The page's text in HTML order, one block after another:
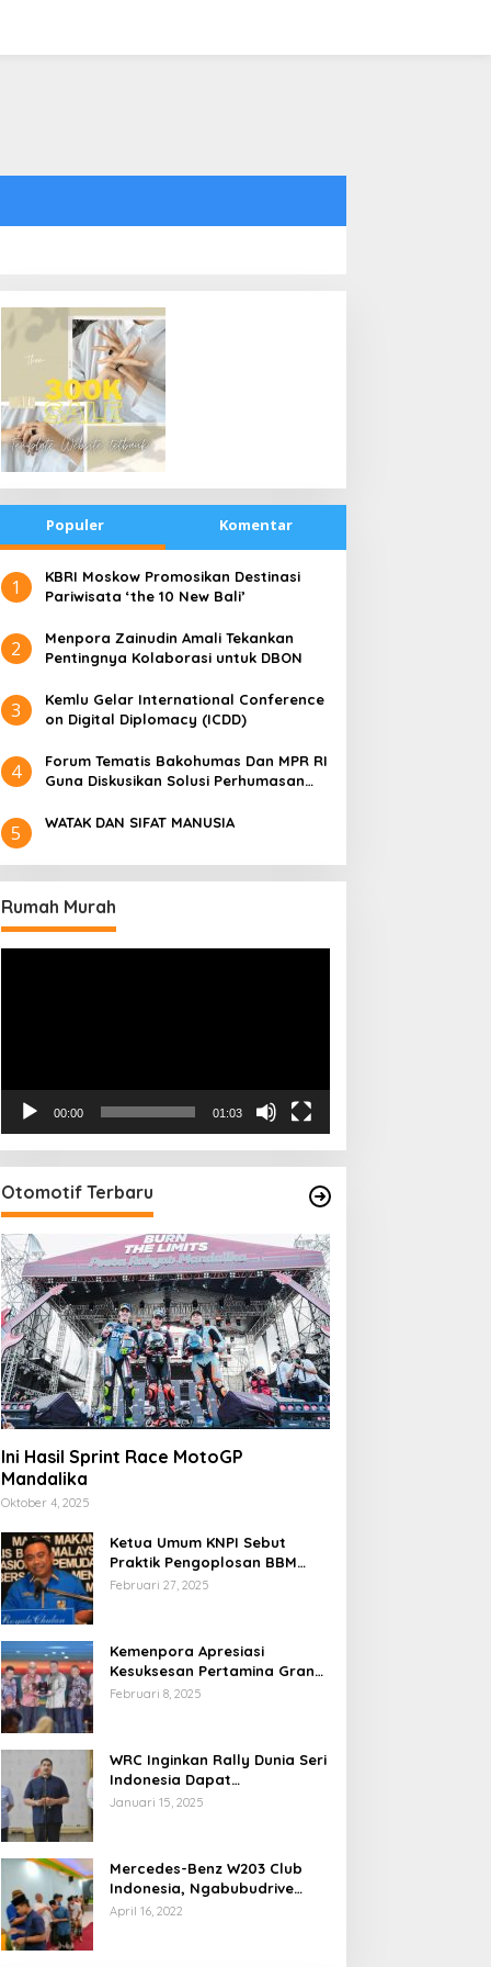
Populer Komentar
1
​KBRI Moskow Promosikan Destinasi
Pariwisata ‘the 10 New Bali’
2
​Menpora Zainudin Amali Tekankan
Pentingnya Kolaborasi untuk DBON
3
​Kemlu Gelar International Conference
on Digital Diplomacy (ICDD)
4
Forum Tematis Bakohumas Dan MPR RI
Guna Diskusikan Solusi Perhumasan
Masing
5 WATAK DAN SIFAT MANUSIA
Rumah Murah
00:00 01:03
Otomotif Terbaru
Ini Hasil Sprint Race MotoGP
Mandalika
Oktober 4, 2025
Ketua Umum KNPI Sebut
Praktik Pengoplosan BBM
Cederai Kepercayaan
Februari 27, 2025
Kemenpora Apresiasi
Kesuksesan Pertamina Grand
Prix of Indonesia 2024
Februari 8, 2025
WRC Inginkan Rally Dunia Seri
Indonesia Dapat
Terselenggara 2026
Januari 15, 2025
Mercedes-Benz W203 Club
Indonesia, Ngabubudrive
Ramadhan 2022
April 16, 2022